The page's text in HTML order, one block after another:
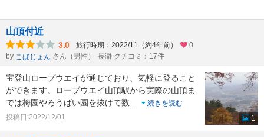
山頂付近
3.0 旅行時期：2022/11（約4年前）
0
by こばじょん さん（男性） 長瀞 クチコミ：17件
宝登山ロープウエイが通じており、気軽に登ること
ができます。ロープウエイ山頂駅から実際の山頂ま
では梅園やろうばい園を抜けて数...
続きを読む
投稿日:2022/12/01
1